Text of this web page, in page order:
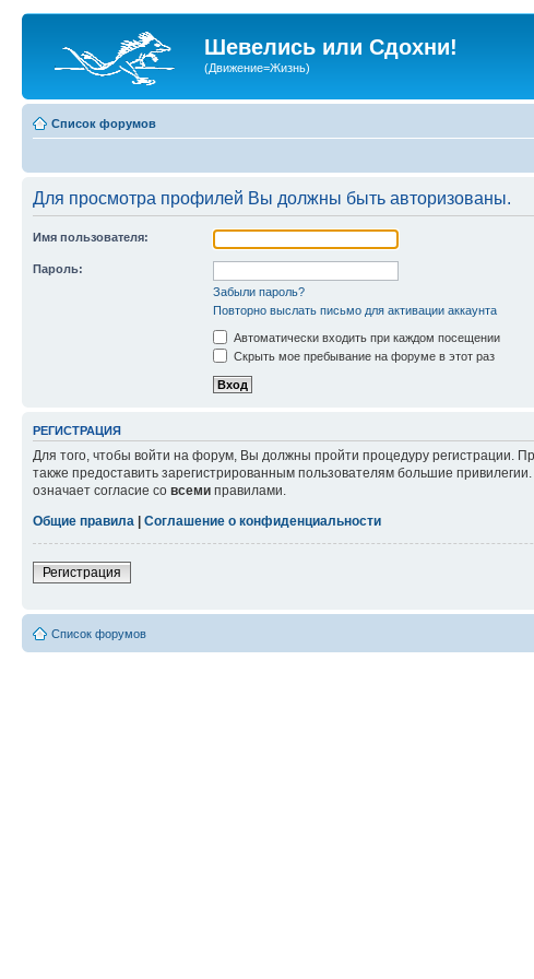
Шевелись или Сдохни!
(Движение=Жизнь)
Список форумов
Для просмотра профилей Вы должны быть авторизованы.
Имя пользователя:
Пароль:
Забыли пароль?
Повторно выслать письмо для активации аккаунта
Автоматически входить при каждом посещении
Скрыть мое пребывание на форуме в этот раз
РЕГИСТРАЦИЯ
Для того, чтобы войти на форум, Вы должны пройти процедуру регистрации.
также предоставить зарегистрированным пользователям большие
означает согласие со всеми правилами.
Общие правила
Соглашение о конфиденциальности
Регистрация
Список форумов